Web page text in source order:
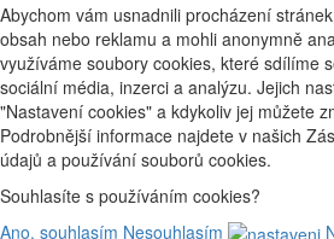
Abychom vám usnadnili procházení
obsah nebo reklamu a mohli anonymně
využíváme soubory cookies, které sdílíme
sociální média, inzerci a analýzu. Jejich
"Nastavení cookies" a kdykoliv jej můžete
Podrobnější informace najdete v našich
údajů a používání souborů cookies.
Souhlasíte s používáním cookies?
Ano, souhlasím Nesouhlasím